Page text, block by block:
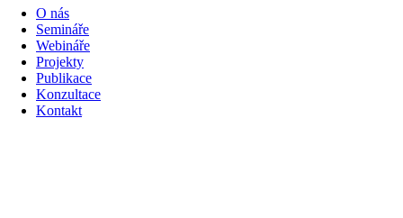
O nás
Semináře
Webináře
Projekty
Publikace
Konzultace
Kontakt